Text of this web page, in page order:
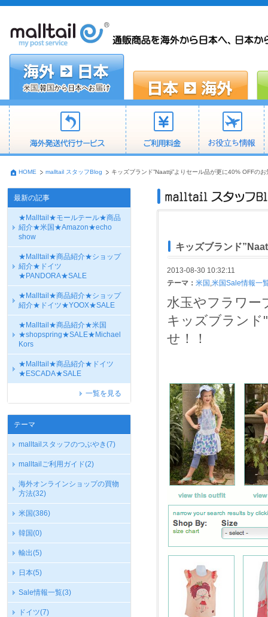
HOME malltail スタッフBlog キッズブランド”Naattji”よりセール品が更に40% OFFのお
最新の記事
★Malltail★モールテール★商品
紹介★米国★Amazon★echo
show
★Malltail★商品紹介★ショップ
紹介★ドイツ
★PANDORA★SALE
★Malltail★商品紹介★ショップ
紹介★ドイツ★YOOX★SALE
★Malltail★商品紹介★米国
★shopspring★SALE★Michael
Kors
★Malltail★商品紹介★ドイツ
★ESCADA★SALE
一覧を見る
テーマ
malltailスタッフのつぶやき(7)
malltailご利用ガイド(2)
海外オンラインショップの買物
方法(32)
米国(386)
韓国(0)
輸出(5)
日本(5)
Sale情報一覧(3)
ドイツ(7)
キッズブランド
2013-08-30 10:32:11
テーマ： 米国 ,米国Sale情報一
水玉やフラワー
キッズブランド
せ！！